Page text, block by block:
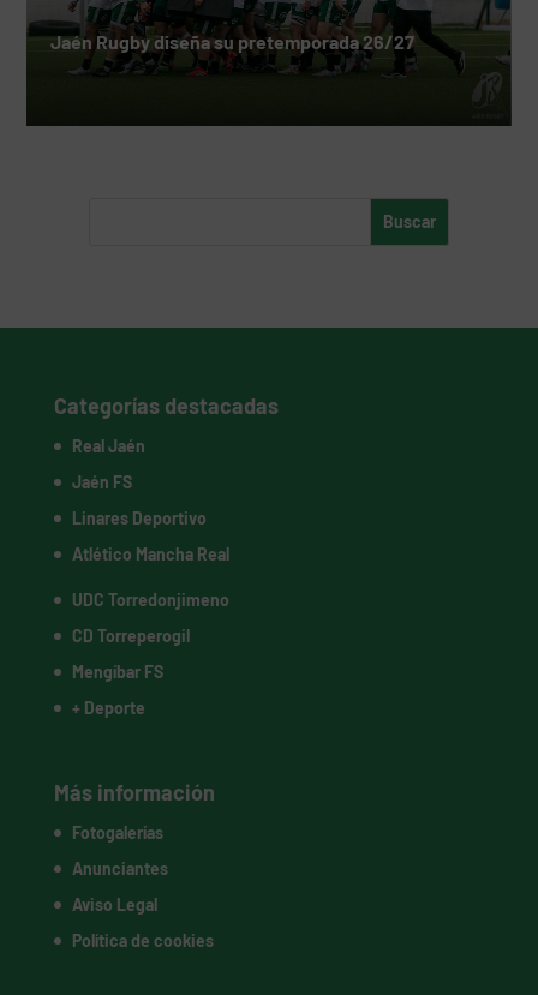
Jaén Rugby diseña su pretemporada 26/27
Categorías destacadas
Real Jaén
Jaén FS
Linares Deportivo
Atlético Mancha Real
UDC Torredonjimeno
CD Torreperogil
Mengíbar FS
+ Deporte
Más información
Fotogalerías
Anunciantes
Aviso Legal
Política de cookies